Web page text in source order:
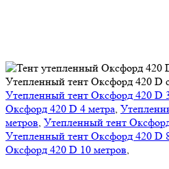
Утепленный тент Оксфорд 420 D
Утепленный тент Оксфорд 420 D
Оксфорд 420 D 4 метра,
метров, Утепленный тент
Утепленный тент Оксфорд 420 D
Оксфорд 420 D 10 метров,